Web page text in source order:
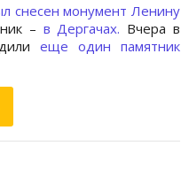
снесен монумент Ленину
– в Дергачах. Вчера в
еще один памятник